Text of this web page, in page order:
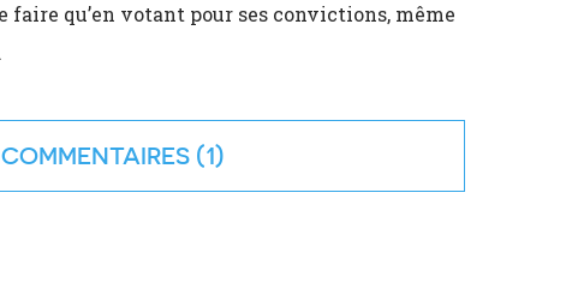
faire qu’en votant pour ses convictions, même
COMMENTAIRES